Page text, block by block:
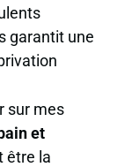
garantit une
sur mes
et
être la